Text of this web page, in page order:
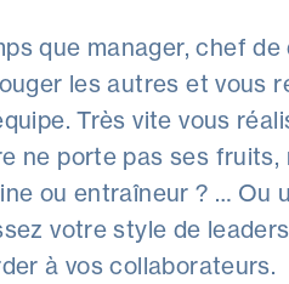
que manager, chef
les autres et vous
Très vite vous
ne porte pas ses
ou entraîneur ? … Ou
votre style de
à vos collaborateurs.